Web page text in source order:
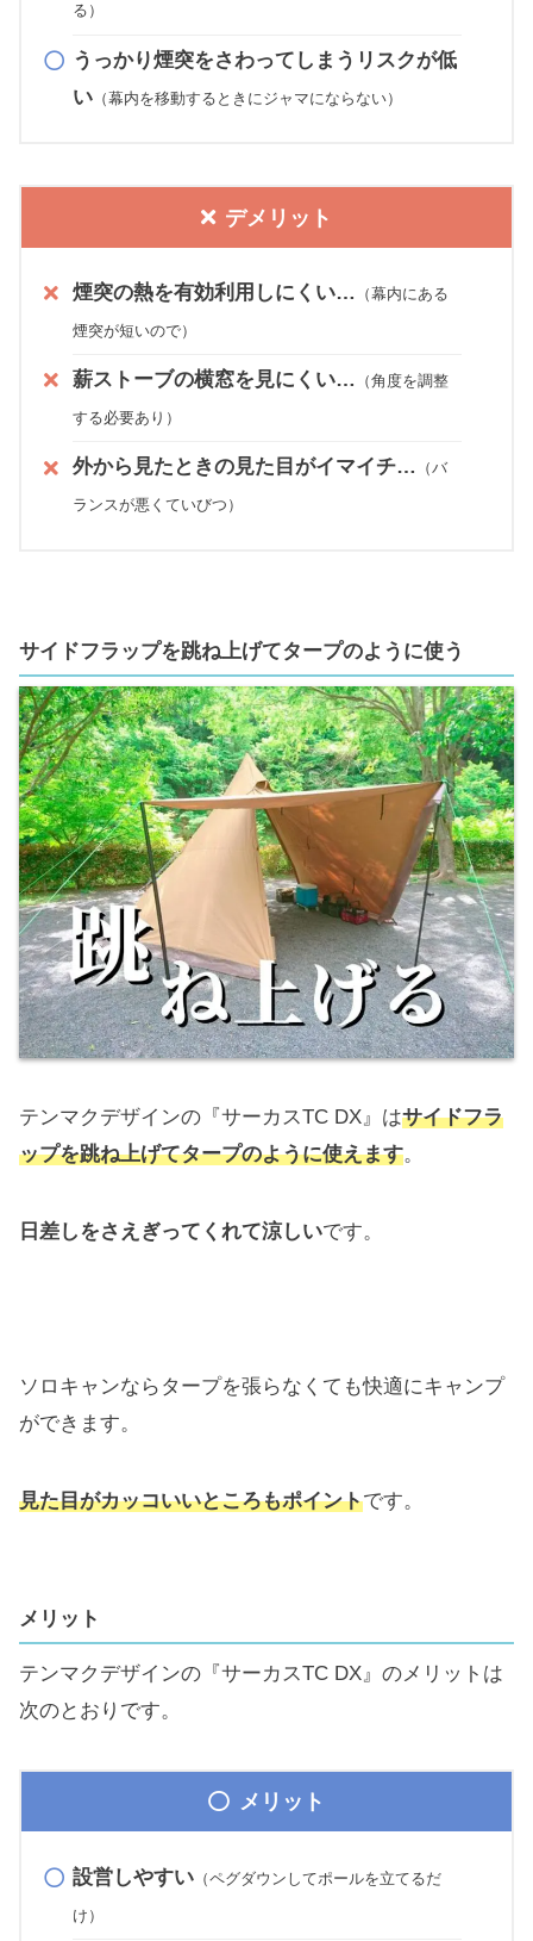
る）
うっかり煙突をさわってしまうリスクが低
い（幕内を移動するときに ジャマにならない）
デメリット
煙突の熱を有効利用しにくい… （幕内にある
煙突が短いので）
薪ストーブの横窓を見にくい… （角度を調整
する必要あり）
外から見たときの見た目がイマイチ… （バ
ランスが悪くていびつ）
サイドフラップを跳ね上げてタープのように使う
テンマクデザインの『サーカスTC DX』はサイドフラ
ップを跳ね上げてタープのように使えます。
日差しをさえぎってくれて涼しいです。
ソロキャンならタープを張らなくても快適にキャンプ
ができます。
見た目がカッコいいところもポイントです。
メリット
テンマクデザインの『サーカスTC DX』のメリットは
次のとおりです。
メリット
設営しやすい（ペグダウンしてポールを立てるだ
け）